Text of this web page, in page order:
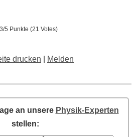
5 Punkte (21 Votes)
drucken Melden
an unsere Physik-Experten
stellen: